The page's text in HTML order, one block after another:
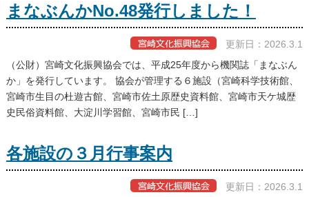
まなぶんかNo.48発行しました！
更新日：2026.3.1
（公財）宮崎文化振興協会では、平成25年度から機関誌「まなぶん
か」を発行しています。 協会が管理する６施設（宮崎科学技術館、
宮崎市生目の杜遊古館、宮崎市佐土原歴史資料館、宮崎市天ケ城歴
史民俗資料館、大淀川学習館、宮崎市民 […]
各施設の３月行事案内
更新日：2026.3.1